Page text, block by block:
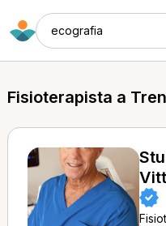
ecografia
Fisioterapista a